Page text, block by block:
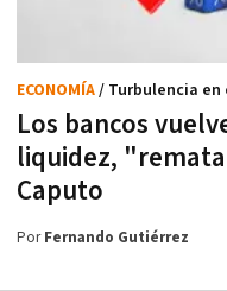
Los bancos
liquidez,
Caputo
ECONOMÍA/ Turbulencia en
PorFernando Gutiérrez